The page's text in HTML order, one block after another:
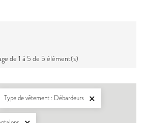
de 1 à 5 de 5 élément(s)
Type de vêtement : Débardeurs 